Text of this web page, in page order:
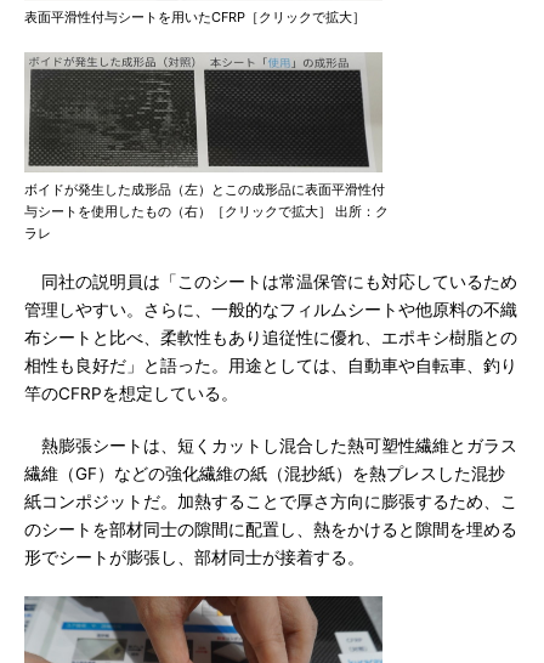
表面平滑性付与シートを用いたCFRP［クリックで拡大］
ボイドが発生した成形品（左）とこの成形品に表面平滑性付
与シートを使用したもの（右）［クリックで拡大］ 出所：ク
ラレ
同社の説明員は「このシートは常温保管にも対応しているため
管理しやすい。さらに、一般的なフィルムシートや他原料の不織
布シートと比べ、柔軟性もあり追従性に優れ、エポキシ樹脂との
相性も良好だ」と語った。用途としては、自動車や自転車、釣り
竿のCFRPを想定している。
熱膨張シートは、短くカットし混合した熱可塑性繊維とガラス
繊維（GF）などの強化繊維の紙（混抄紙）を熱プレスした混抄
紙コンポジットだ。加熱することで厚さ方向に膨張するため、こ
のシートを部材同士の隙間に配置し、熱をかけると隙間を埋める
形でシートが膨張し、部材同士が接着する。